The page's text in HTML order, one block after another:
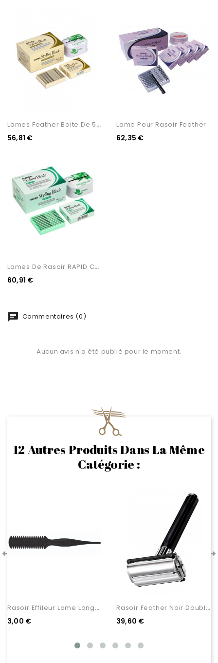
L
Ames Feather Boite De 50...
56,81 €
Lame Pour Rasoir Feather
62,35 €
L
Ames De Rasoir RAPID CUT...
60,91 €
chat Commentaires (0)
Aucun avis n'a été publié pour le moment.
12 Autres Produits Dans La Même
Catégorie :
R
Asoir Effileur Lame Longue
3,00 €
R
Asoir Feather Noir Double...
39,60 €